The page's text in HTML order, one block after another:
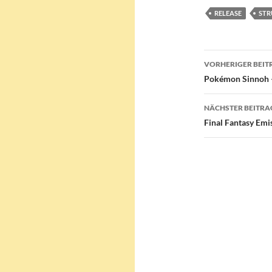
RELEASE
VORHERIGER
Pokémon
NÄCHSTER
Final Fantasy